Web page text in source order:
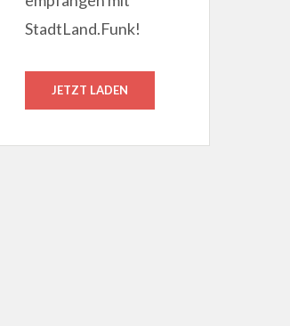
StadtLand.Funk!
JETZT LADEN